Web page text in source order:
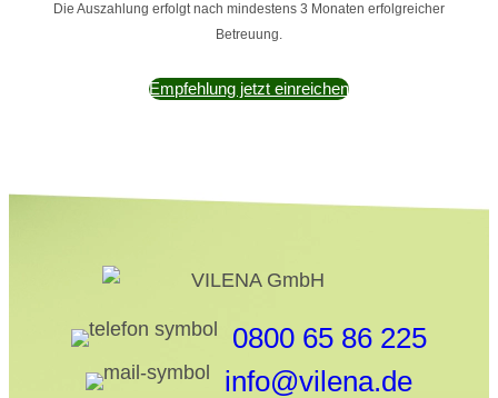
Die Auszahlung erfolgt nach mindestens 3 Monaten erfolgreicher
Betreuung.
Empfehlung jetzt einreichen
0800 65 86 225
info@vilena.de